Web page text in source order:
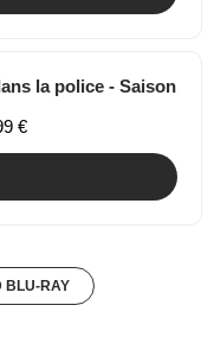
la police - Saison
€
BLU-RAY